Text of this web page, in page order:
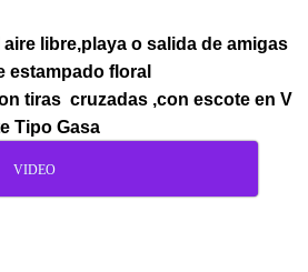
aire libre,playa o salida de amigas
estampado floral
tiras cruzadas ,con escote en V
Tipo Gasa
VIDEO